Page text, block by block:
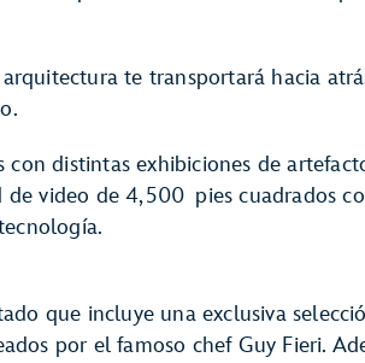
te transportará hacia
distintas exhibiciones de
video de 4,500 pies cuadrados
que incluye una exclusiva
por el famoso chef Guy Fieri.